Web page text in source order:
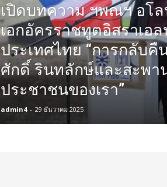
เปิดบทความ ฯพณฯ อโ
เอกอัครราชทูตอิสราเอ
ประเทศไทย “การกลับ
ศักดิ์ รินทลักษ์และสะพา
ประชาชนของเรา”
admin4 - 29 ธันวาคม 2025